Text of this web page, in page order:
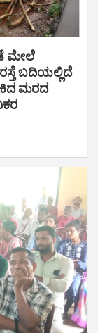
ಮೇಲೆ
ಬದಿಯಲ್ಲಿದೆ
ಮರದ